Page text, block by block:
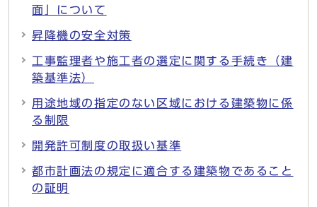
面」について
昇降機の安全対策
工事監理者や施工者の選定に関する手続き（建
築基準法）
用途地域の指定のない区域における建築物に係
る制限
開発許可制度の取扱い基準
都市計画法の規定に適合する建築物であること
の証明